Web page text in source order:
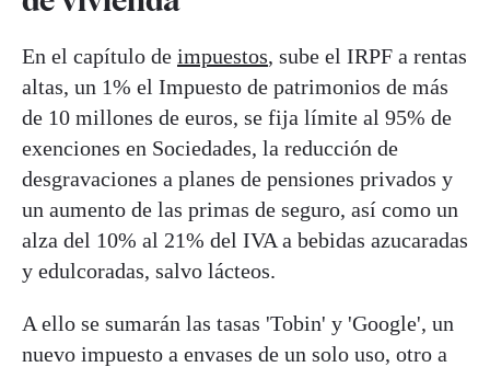
En el capítulo de impuestos, sube el IRPF a rentas
altas, un 1% el Impuesto de patrimonios de más
de 10 millones de euros, se fija límite al 95% de
exenciones en Sociedades, la reducción de
desgravaciones a planes de pensiones privados y
un aumento de las primas de seguro, así como un
alza del 10% al 21% del IVA a bebidas azucaradas
y edulcoradas, salvo lácteos.
A ello se sumarán las tasas 'Tobin' y 'Google', un
nuevo impuesto a envases de un solo uso, otro a